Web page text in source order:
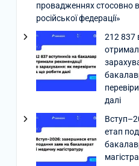
провадженнях стосовно
російської федерації»
212 837
далі
етап